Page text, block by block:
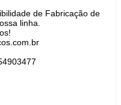
de Fabricação de
linha.